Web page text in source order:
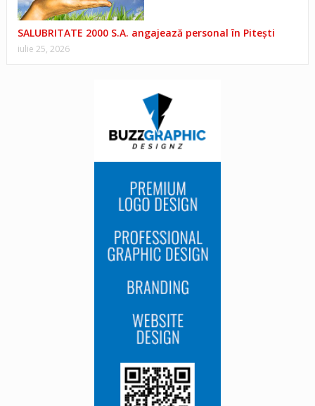
SALUBRITATE 2000 S.A. angajează personal în Pitești
iulie 25, 2026